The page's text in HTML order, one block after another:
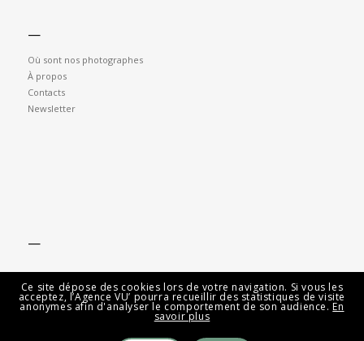
—
Où sont nos photographes
À propos
Contacts
Newsletter
—
Ce site dépose des cookies lors de votre navigation. Si vous les
acceptez, l’Agence VU’ pourra recueillir des statistiques de visite
anonymes afin d'analyser le comportement de son audience.En
savoir plus